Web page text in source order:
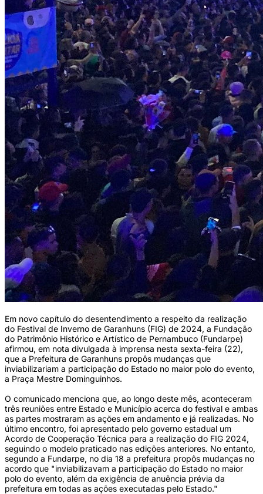
Em novo capítulo do desentendimento a respeito da realização
do Festival de Inverno de Garanhuns (FIG) de 2024, a Fundação
do Patrimônio Histórico e Artístico de Pernambuco (Fundarpe)
afirmou, em nota divulgada à imprensa nesta sexta-feira (22),
que a Prefeitura de Garanhuns propôs mudanças que
inviabilizariam a participação do Estado no maior polo do evento,
a Praça Mestre Dominguinhos.
O comunicado menciona que, ao longo deste mês, aconteceram
três reuniões entre Estado e Município acerca do festival e ambas
as partes mostraram as ações em andamento e já realizadas. No
último encontro, foi apresentado pelo governo estadual um
Acordo de Cooperação Técnica para a realização do FIG 2024,
seguindo o modelo praticado nas edições anteriores. No entanto,
segundo a Fundarpe, no dia 18 a prefeitura propôs mudanças no
acordo que "inviabilizavam a participação do Estado no maior
polo do evento, além da exigência de anuência prévia da
prefeitura em todas as ações executadas pelo Estado."